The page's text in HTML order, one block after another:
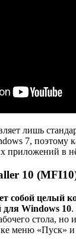
лишь
7, поэтому
приложений в
10
собой целый
Windows 10.
стола, но
меню «Пуск» и